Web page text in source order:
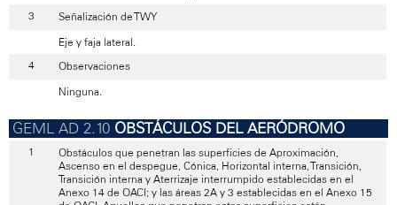
Señalización de TWY
Eje y faja lateral.
Observaciones
Ninguna.
OBSTÁCULOS DEL AERÓDROMO
Obstáculos que penetran las superficies de Aproximación,
Ascenso en el despegue, Cónica, Horizontal interna, Transición,
Transición interna y Aterrizaje interrumpido establecidas en el
Anexo 14 de OACI; y las áreas 2A y 3 establecidas en el Anexo 15